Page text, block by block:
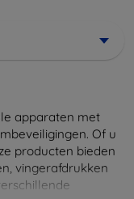
apparaten met
Of u
producten bieden
vingerafdrukken